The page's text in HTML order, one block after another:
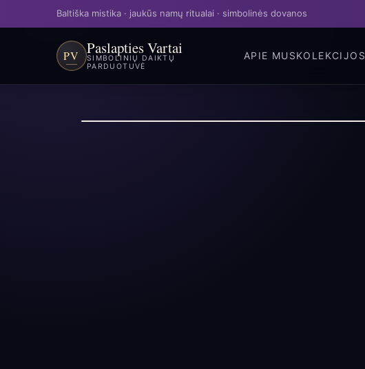
Baltiška mistika · jaukūs namų ritualai · simbolinės dovanos
PV Paslapties Vartai
SIMBOLINIŲ DAIKTŲ
PARDUOTUVĖ
APIE MUSKOLEKCIJOS